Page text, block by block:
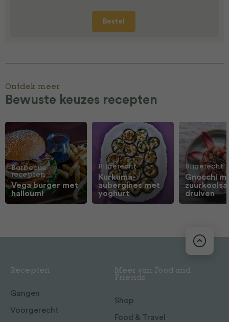
Bestel
Ontdek meer
Bewuste keuzes recepten
Barbecue
recepten
Vega burger met
halloumi
Bijgerecht
Kurkuma-
aubergines met
yoghurt
Bijgerecht
Gnocchi
druiven
Recepten
Gangen
Voorgerecht
Meer van Food and
Friends
Shop
Food & Travel